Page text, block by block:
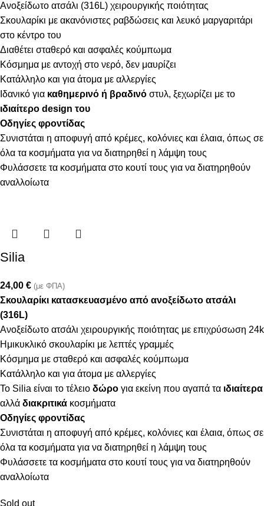
Ανοξείδωτο ατσάλι (316L) χειρουργικής ποιότητας
Σκουλαρίκι με ακανόνιστες ραβδώσεις και λευκό μαργαριτάρι
στο κέντρο του
Διαθέτει σταθερό και ασφαλές κούμπωμα
Κόσμημα με αντοχή στο νερό, δεν μαυρίζει
Κατάλληλο και για άτομα με αλλεργίες
Ιδανικό για καθημερινό ή βραδινό στυλ, ξεχωρίζει με το
ιδιαίτερο design του
Οδηγίες φροντίδας
Συνιστάται η αποφυγή από κρέμες, κολόνιες και έλαια, όπως σε
όλα τα κοσμήματα για να διατηρηθεί η λάμψη τους
Φυλάσσετε τα κοσμήματα στο κουτί τους για να διατηρηθούν
αναλλοίωτα
Silia
24,00 € (με ΦΠΑ)
Σκουλαρίκι κατασκευασμένο από ανοξείδωτο ατσάλι
(316L)
Ανοξείδωτο ατσάλι χειρουργικής ποιότητας με επιχρύσωση 24k
Ημικυκλικό σκουλαρίκι με λεπτές γραμμές
Κόσμημα με σταθερό και ασφαλές κούμπωμα
Κατάλληλο και για άτομα με αλλεργίες
Το Silia είναι το τέλειο δώρο για εκείνη που αγαπά τα ιδιαίτερα
αλλά διακριτικά κοσμήματα
Οδηγίες φροντίδας
Συνιστάται η αποφυγή από κρέμες, κολόνιες και έλαια, όπως σε
όλα τα κοσμήματα για να διατηρηθεί η λάμψη τους
Φυλάσσετε τα κοσμήματα στο κουτί τους για να διατηρηθούν
αναλλοίωτα
Sold out